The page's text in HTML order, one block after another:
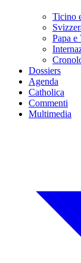
Ticino
Papa e
Dossiers
Agenda
Catholica
Commenti
Multimedia